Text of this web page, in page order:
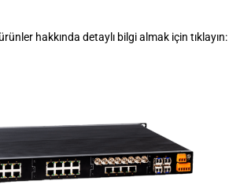
hakkında detaylı bilgi almak için tıklayın: